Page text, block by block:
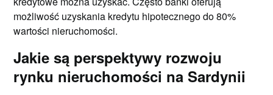
możliwość uzyskania kredytu hipotecznego do 80%
wartości nieruchomości.
Jakie są perspektywy rozwoju
rynku nieruchomości na Sardynii